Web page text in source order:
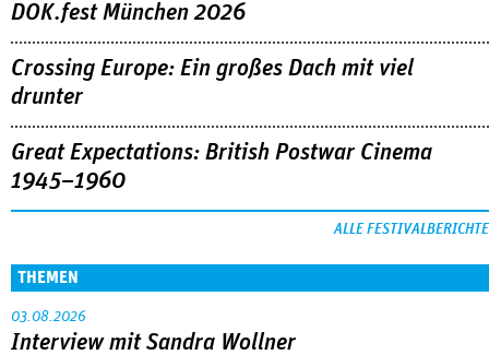
DOK.fest München 2026
Crossing Europe: Ein großes Dach mit viel
drunter
Great Expectations: British Postwar Cinema
1945–1960
ALLE FESTIVALBERICHTE
THEMEN
03.08.2026
Interview mit Sandra Wollner